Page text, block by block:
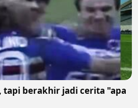
tapi berakhir jadi cerita "apa